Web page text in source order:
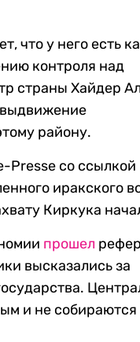
что у него есть
контроля над
страны Хайдер
выдвижение
району.
Presse со ссылкой
иракского
Киркука
прошел
высказались за
и не собираются